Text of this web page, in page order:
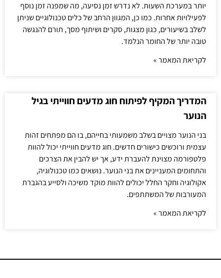
יותר במערכת השעות. לא נדרש זמן נסיעה, מה שמפנה זמן נוסף
לפעילויות אחרות. כמו כן, המגוון הרחב של כלים טכנולוגיים שניתן
לשלב בשיעורים, כגון מצגות, סקרים ושיתוף מסך, תורם להנגשה
טובה יותר של החומר הנלמד.
לקריאת המאמר »
המדריך המקיף לפיתוח חוג מדעים חווייתי בגיל
הנוער
בני הנוער מצויים בשלב משמעותי בחייהם, בו הם מפתחים זהות
עצמית ורוכשים כישורים חדשים. חוג מדעים חווייתי יכול להוות
פלטפורמה מצוינת להעברת ידע, אך יש להבין את הצרכים
והתחומים המעניינים את בני הנוער. נושאים כמו טכנולוגיה,
אקולוגיה וחקר החלל יכולים להוות מוקד משיכה ולסייע בהגברת
המעורבות של המשתתפים.
לקריאת המאמר »